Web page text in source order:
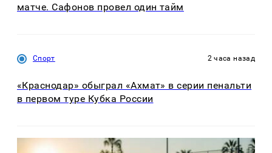
матче. Сафонов провел один тайм
Спорт 2 часа назад
«Краснодар» обыграл «Ахмат» в серии пенальти
в первом туре Кубка России